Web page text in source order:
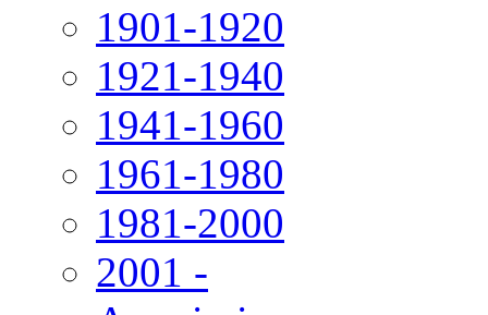
1901-1920
1921-1940
1941-1960
1961-1980
1981-2000
2001 -